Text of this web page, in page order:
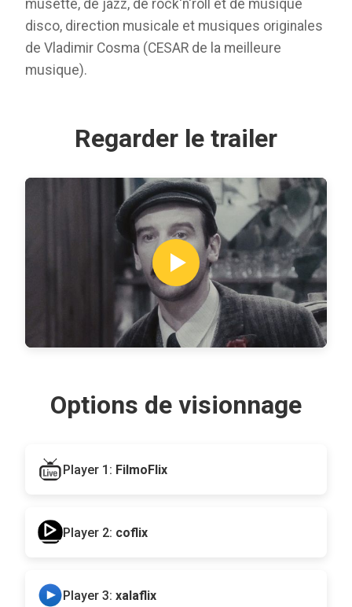
musette, de jazz, de rock'n'roll et de musique
disco, direction musicale et musiques originales
de Vladimir Cosma (CESAR de la meilleure
musique).
Regarder le trailer
Options de visionnage
Player 1: FilmoFlix
Player 2: coflix
Player 3: xalaflix